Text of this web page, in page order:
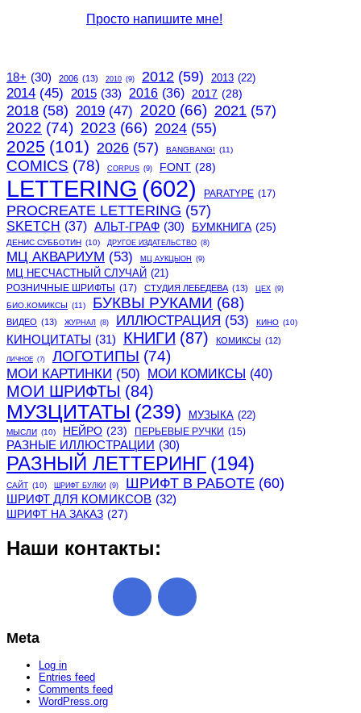
Просто напишите мне!
18+ (30) 2006 (13) 2010 (9) 2012 (59) 2013 (22)
2014 (45) 2015 (33) 2016 (36) 2017 (28)
2018 (58) 2019 (47) 2020 (66) 2021 (57)
2022 (74) 2023 (66) 2024 (55)
2025 (101) 2026 (57) BANGBANG! (11)
COMICS (78) CORPUS (9) FONT (28)
LETTERING (602) PARATYPE (17)
PROCREATE LETTERING (57)
SKETCH (37) АЛЬТ-ГРАФ (30) БУМКНИГА (25)
ДЕНИС СУББОТИН (10) ДРУГОЕ ИЗДАТЕЛЬСТВО (8)
МЦ АКВАРИУМ (53) МЦ АУКЦЫОН (9)
МЦ НЕСЧАСТНЫЙ СЛУЧАЙ (21)
РОЗНИЧНЫЕ ШРИФТЫ (17) СТУДИЯ ЛЕБЕДЕВА (13) ЦЕХ (9)
БИО.КОМИКСЫ (11) БУКВЫ РУКАМИ (68)
ВИДЕО (13) ЖУРНАЛ (8) ИЛЛЮСТРАЦИЯ (53) КИНО (10)
КИНОЦИТАТЫ (31) КНИГИ (87) КОМИКСЫ (12)
ЛИЧНОЕ (7) ЛОГОТИПЫ (74)
МОИ КАРТИНКИ (50) МОИ КОМИКСЫ (40)
МОИ ШРИФТЫ (84)
МУЗЦИТАТЫ (239) МУЗЫКА (22)
МЫСЛИ (10) НЕЙРО (23) ПЕРЬЕВЫЕ РУЧКИ (15)
РАЗНЫЕ ИЛЛЮСТРАЦИИ (30)
РАЗНЫЙ ЛЕТТЕРИНГ (194)
САЙТ (10) ШРИФТ БУЛКИ (9) ШРИФТ В РАБОТЕ (60)
ШРИФТ ДЛЯ КОМИКСОВ (32)
ШРИФТ НА ЗАКАЗ (27)
Наши контакты:
Meta
Log in
Entries feed
Comments feed
WordPress.org